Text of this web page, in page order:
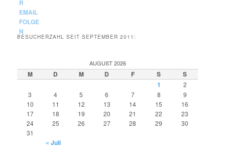
BESUCHERZAHL SEIT SEPTEMBER 2011:
AUGUST 2026
M D M D F S
S
1
2
3
4 5 6 7 8
9
10
11 12 13 14 15
16
17
18 19 20 21 22
23
24
25 26 27 28 29
30
31
« Juli